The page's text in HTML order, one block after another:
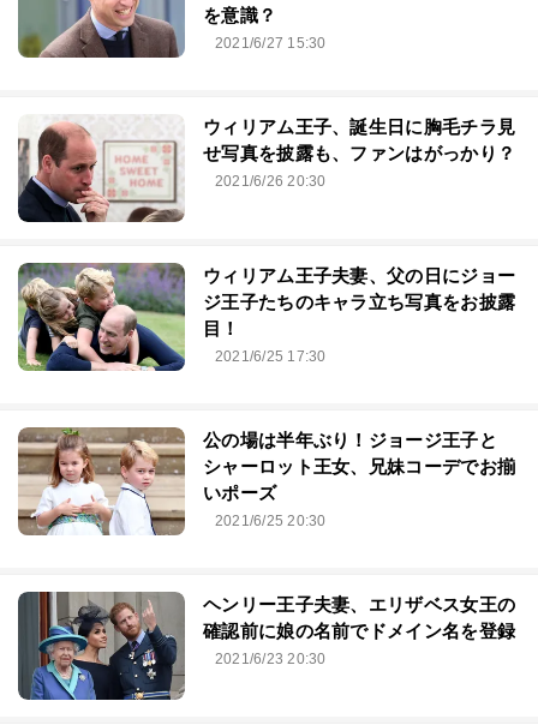
を意識？
2021/6/27 15:30
ウィリアム王子、誕生日に胸毛チラ見
せ写真を披露も、ファンはがっかり？
2021/6/26 20:30
ウィリアム王子夫妻、父の日にジョー
ジ王子たちのキャラ立ち写真をお披露
目！
2021/6/25 17:30
公の場は半年ぶり！ジョージ王子と
シャーロット王女、兄妹コーデでお揃
いポーズ
2021/6/25 20:30
ヘンリー王子夫妻、エリザベス女王の
確認前に娘の名前でドメイン名を登録
2021/6/23 20:30